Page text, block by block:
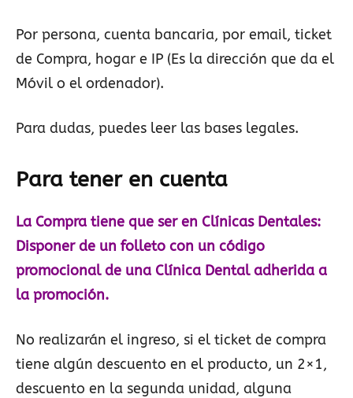
Por persona, cuenta bancaria, por email, ticket
de Compra, hogar e IP (Es la dirección que da el
Móvil o el ordenador).
Para dudas, puedes leer las bases legales.
Para tener en cuenta
La Compra tiene que ser en Clínicas Dentales:
Disponer de un folleto con un código
promocional de una Clínica Dental adherida a
la promoción.
No realizarán el ingreso, si el ticket de compra
tiene algún descuento en el producto, un 2×1,
descuento en la segunda unidad, alguna